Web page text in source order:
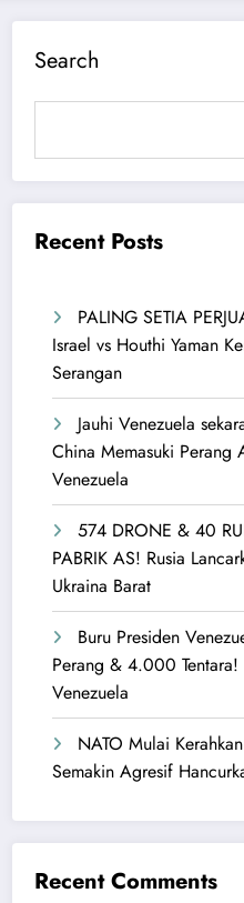
Search
Recent Posts
PALING SETIA
Israel vs Houthi Yaman
Serangan
Jauhi Venezuela
China Memasuki Perang
Venezuela
574 DRONE & 40
PABRIK AS! Rusia
Ukraina Barat
Buru Presiden
Perang & 4.000
Venezuela
NATO Mulai
Semakin Agresif
Recent Comments